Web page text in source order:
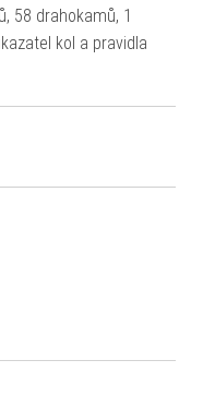
58 drahokamů, 1
kol a pravidla